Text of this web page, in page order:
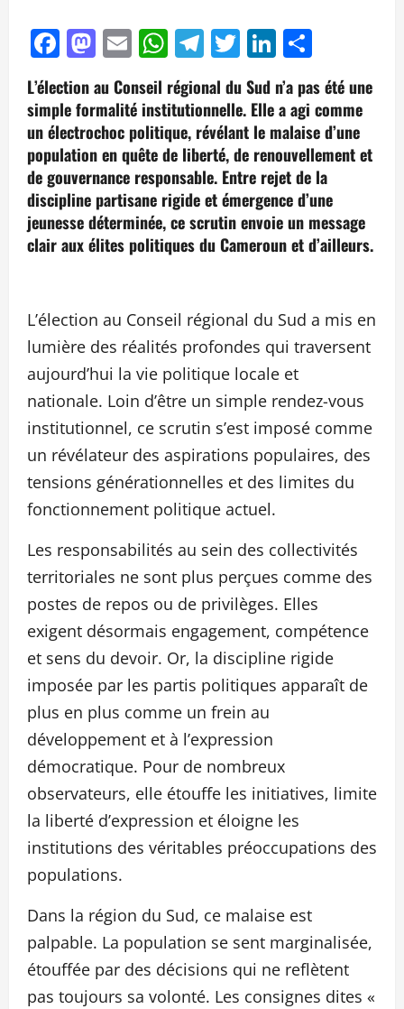
Facebook
Mastodon
EmailWhatsApp
Telegram
TwitterLinkedIn
L’élection au Conseil régional du Sud n’a pas été une
simple formalité institutionnelle. Elle a agi comme
un électrochoc politique, révélant le malaise d’une
population en quête de liberté, de renouvellement et
de gouvernance responsable. Entre rejet de la
discipline partisane rigide et émergence d’une
jeunesse déterminée, ce scrutin envoie un message
clair aux élites politiques du Cameroun et d’ailleurs.
L’élection au Conseil régional du Sud a mis en
lumière des réalités profondes qui traversent
aujourd’hui la vie politique locale et
nationale. Loin d’être un simple rendez-vous
institutionnel, ce scrutin s’est imposé comme
un révélateur des aspirations populaires, des
tensions générationnelles et des limites du
fonctionnement politique actuel.
Les responsabilités au sein des collectivités
territoriales ne sont plus perçues comme des
postes de repos ou de privilèges. Elles
exigent désormais engagement, compétence
et sens du devoir. Or, la discipline rigide
imposée par les partis politiques apparaît de
plus en plus comme un frein au
développement et à l’expression
démocratique. Pour de nombreux
observateurs, elle étouffe les initiatives, limite
la liberté d’expression et éloigne les
institutions des véritables préoccupations des
populations.
Dans la région du Sud, ce malaise est
palpable. La population se sent marginalisée,
étouffée par des décisions qui ne reflètent
pas toujours sa volonté. Les consignes dites «